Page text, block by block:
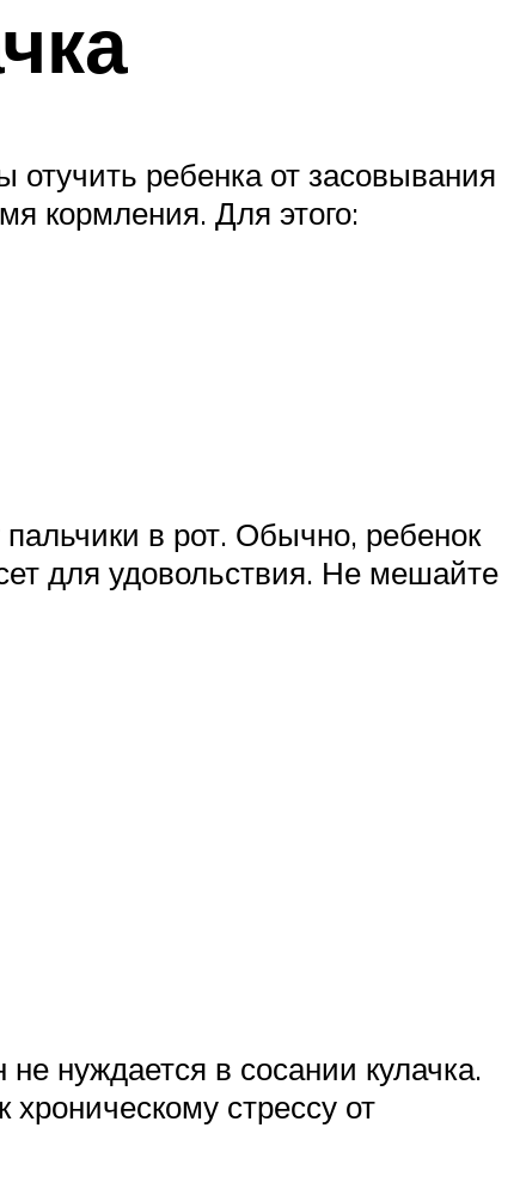
ребенка от засовывания
кормления. Для этого:
в рот. Обычно, ребенок
для удовольствия. Не мешайте
нуждается в сосании кулачка.
стрессу от